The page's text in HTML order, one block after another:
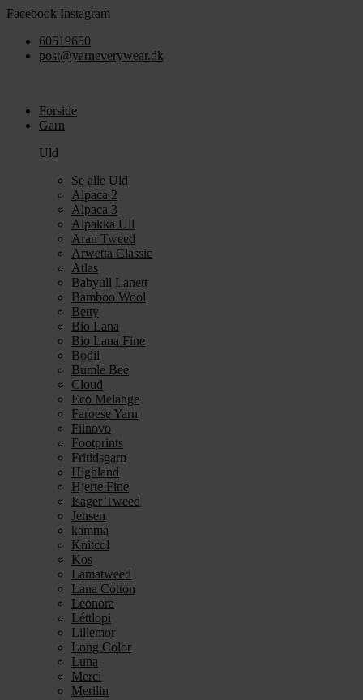
Videre
indhold
Facebook Instagram
60519650
post@yarneverywear.dk
Forside
Garn
Uld
Se alle Uld
Alpaca 2
Alpaca 3
Alpakka Ull
Aran Tweed
Arwetta Classic
Atlas
Babyull Lanett
Bamboo Wool
Betty
Bio Lana
Bio Lana Fine
Bodil
Bumle Bee
Cloud
Eco Melange
Faroese Yarn
Filnovo
Footprints
Fritidsgarn
Highland
Hjerte Fine
Isager Tweed
Jensen
kamma
Knitcol
Kos
Lamatweed
Lana Cotton
Leonora
Léttlopi
Lillemor
Long Color
Luna
Merci
Merilin